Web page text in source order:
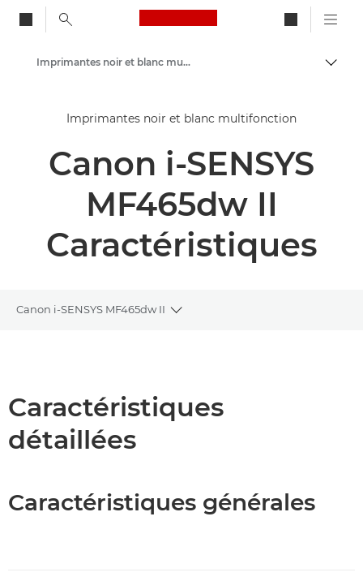
Canon Logo, back to
Solutions et services
Produits professionnels
Imprimantes multifonctions - Multifonctions
Imprimantes noir et blanc multifonction
Imprimantes noir et blanc multifonction
Canon i-SENSYS
MF465dw II
Caractéristiques
Canon i-SENSYS MF465dw II
Toggle breadcrumbs
Assistance
Caractéristiques
détaillées
Caractéristiques générales